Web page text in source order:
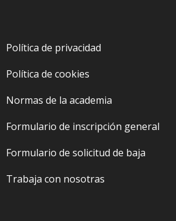
Política de privacidad
Política de cookies
Normas de la academia
Formulario de inscripción general
Formulario de solicitud de baja
Trabaja con nosotras